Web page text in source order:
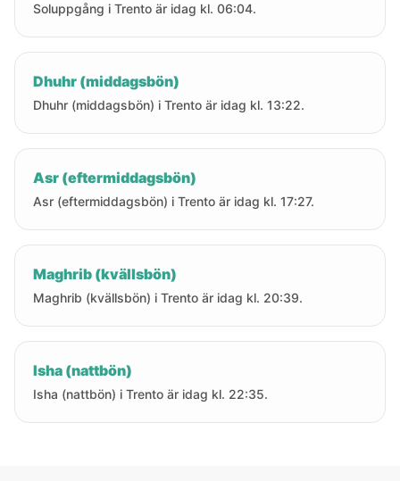
Soluppgång i Trento är idag kl. 06:04.
Dhuhr (middagsbön)
Dhuhr (middagsbön) i Trento är idag kl. 13:22.
Asr (eftermiddagsbön)
Asr (eftermiddagsbön) i Trento är idag kl. 17:27.
Maghrib (kvällsbön)
Maghrib (kvällsbön) i Trento är idag kl. 20:39.
Isha (nattbön)
Isha (nattbön) i Trento är idag kl. 22:35.